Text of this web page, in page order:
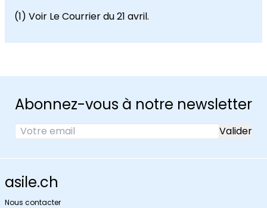
(1) Voir Le Courrier du 21 avril.
Abonnez-vous à notre newsletter
asile.ch
Nous contacter